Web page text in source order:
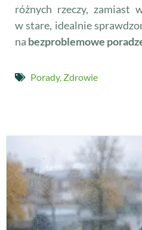
różnych rzeczy, zamiast
w stare, idealnie
na bezproblemowe
Porady, Zdrowie